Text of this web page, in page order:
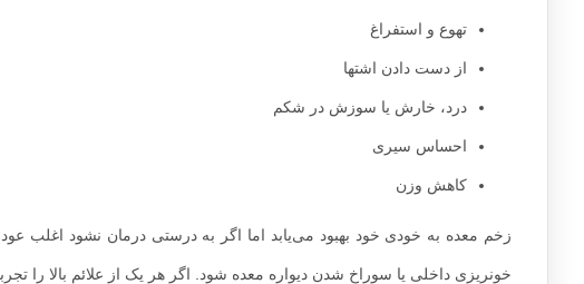
تهوع و استفراغ
از دست دادن اشتها
درد، خارش یا سوزش در شکم
احساس سیری
کاهش وزن
زخم معده به خودی خود بهبود می‌یابد اما اگر به درستی درمان نشود اغلب
خونریزی داخلی یا سوراخ شدن دیواره معده شود. اگر هر یک از علائم بالا را